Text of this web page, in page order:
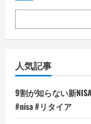
人気記事
9割が知らない新
#nisa #リタイア